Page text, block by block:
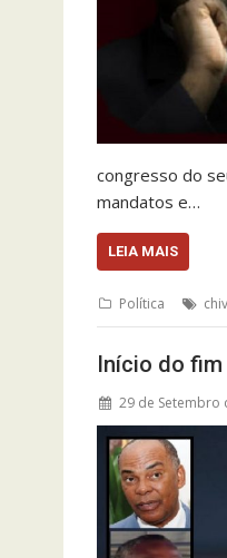
congresso do
mandatos e…
LEIA MAIS
Política
Início do
29 de Setembro